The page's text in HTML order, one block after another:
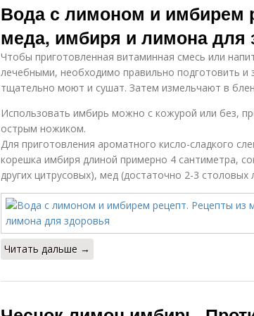
Вода с лимоном и имбирем
меда, имбиря и лимона для
Чтобы приготовленная витаминная смесь или
лечебными, необходимо правильно подготовить и
тщательно моют и сушат. Затем измельчают в
Использовать имбирь можно с кожурой или без,
острым ножиком.
Для приготовления ароматного кисло-сладкого
корешка имбиря длиной примерно 4 сантиметра,
других цитрусовых), мед (достаточно 2-3
Читать дальше →